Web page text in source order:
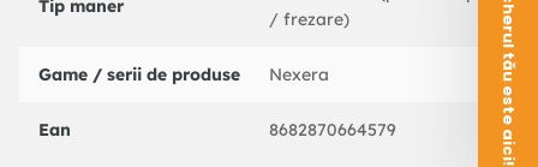
Tip maner
/ frezare)
Game / serii de produse Nexera
Ean 8682870664579 Voucherul tău este aici!